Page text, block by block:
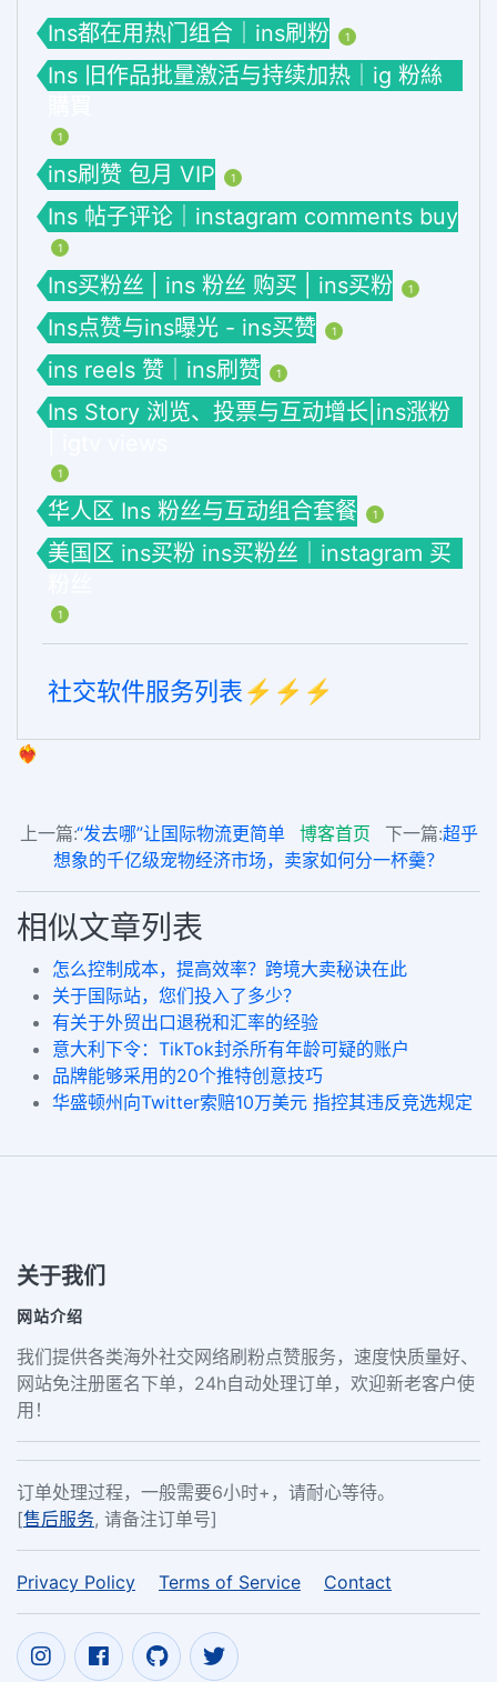
Ins都在用热门组合｜ins刷粉 1
Ins 旧作品批量激活与持续加热｜ig 粉絲
1
ins刷赞 包月 VIP 1
Ins 帖子评论｜instagram comments buy
1
Ins买粉丝 | ins 粉丝 购买 | ins买粉 1
Ins点赞与ins曝光 - ins买赞 1
ins reels 赞｜ins刷赞 1
Ins Story 浏览、投票与互动增长|ins涨粉
1
华人区 Ins 粉丝与互动组合套餐 1
美国区 ins买粉 ins买粉丝｜instagram 买
1
社交软件服务列表⚡️⚡️⚡️
❤️‍🔥
上一篇:“发去哪”让国际物流更简单 博客首页 下一篇:超乎
想象的千亿级宠物经济市场，卖家如何分一杯羹？
相似文章列表
怎么控制成本，提高效率？跨境大卖秘诀在此
关于国际站，您们投入了多少？
有关于外贸出口退税和汇率的经验
意大利下令：TikTok封杀所有年龄可疑的账户
品牌能够采用的20个推特创意技巧
华盛顿州向Twitter索赔10万美元 指控其违反竞选规定
关于我们
网站介绍
我们提供各类海外社交网络刷粉点赞服务，速度快质量好、
网站免注册匿名下单，24h自动处理订单，欢迎新老客户使
用！
订单处理过程，一般需要6小时+，请耐心等待。
[售后服务, 请备注订单号]
Privacy Policy Terms of Service Contact